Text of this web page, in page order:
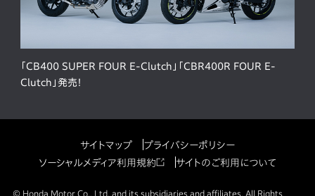
「CB400 SUPER FOUR E-Clutch」「CBR400R FOUR E-
Clutch」発売！
サイトマップ
プライバシーポリシー
ソーシャルメディア利用規約
サイトのご利用について
© Honda Motor Co., Ltd. and its subsidiaries and affiliates. All Rights